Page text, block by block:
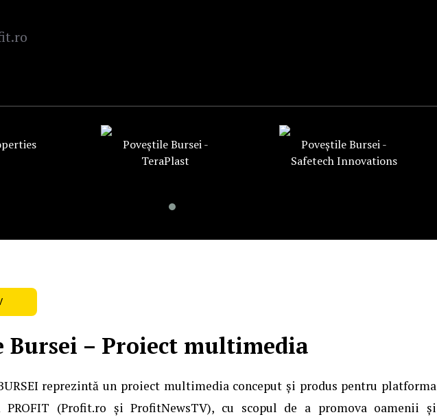
Poveștile Bursei -
TeraPlast
Poveștile Bursei -
Safetech Innovations
Bursei – Proiect multimedia
reprezintă un proiect multimedia conceput și produs pentru platforma
PROFIT (Profit.ro și ProfitNewsTV), cu scopul de a promova oamenii și